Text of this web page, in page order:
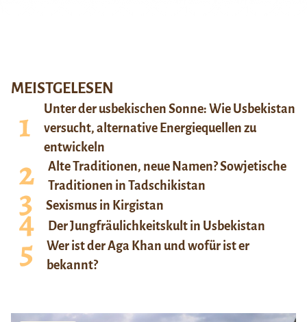
MEISTGELESEN
Unter der usbekischen Sonne: Wie Usbekistan
versucht, alternative Energiequellen zu
entwickeln
Alte Traditionen, neue Namen? Sowjetische
Traditionen in Tadschikistan
Sexismus in Kirgistan
Der Jungfräulichkeitskult in Usbekistan
Wer ist der Aga Khan und wofür ist er
bekannt?